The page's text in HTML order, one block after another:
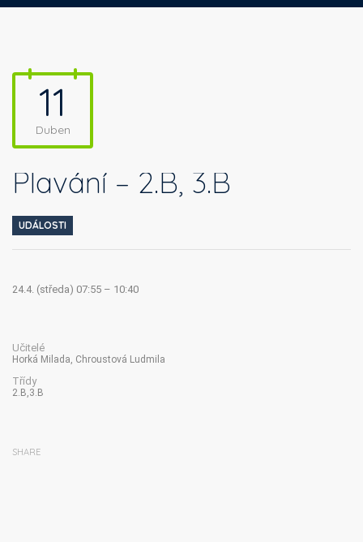
11
Duben
Plavání – 2.B, 3.B
UDÁLOSTI
24.4. (středa) 07:55 – 10:40
Učitelé
Horká Milada, Chroustová Ludmila
Třídy
2.B,3.B
SHARE